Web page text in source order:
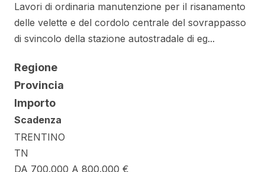
Lavori di ordinaria manutenzione per il risanamento
delle velette e del cordolo centrale del sovrappasso
di svincolo della stazione autostradale di eg...
Regione
Provincia
Importo
Scadenza
TRENTINO
TN
DA 700.000 A 800.000 €